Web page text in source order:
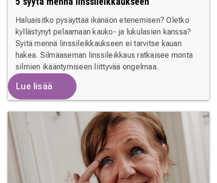
Haluaisitko pysäyttää ikänäön etenemisen? Oletko
kyllästynyt pelaamaan kauko- ja lukulasien kanssa?
Syitä mennä linssileikkaukseen ei tarvitse kauan
hakea. Silmäaseman linssileikkaus ratkaisee monta
silmien ikääntymiseen liittyvää ongelmaa.
Lue lisää